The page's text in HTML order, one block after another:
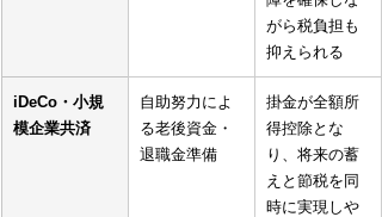
がら税負担も
抑えられる
iDeCo・小規
模企業共済
自助努力によ
る老後資金・
退職金準備
掛金が全額所
得控除とな
り、将来の蓄
えと節税を同
時に実現しや